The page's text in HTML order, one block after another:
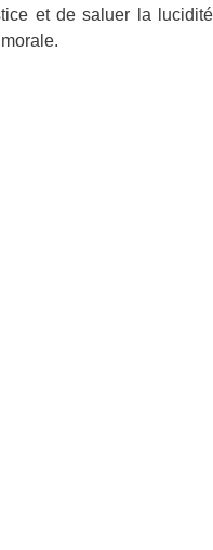
et de saluer la